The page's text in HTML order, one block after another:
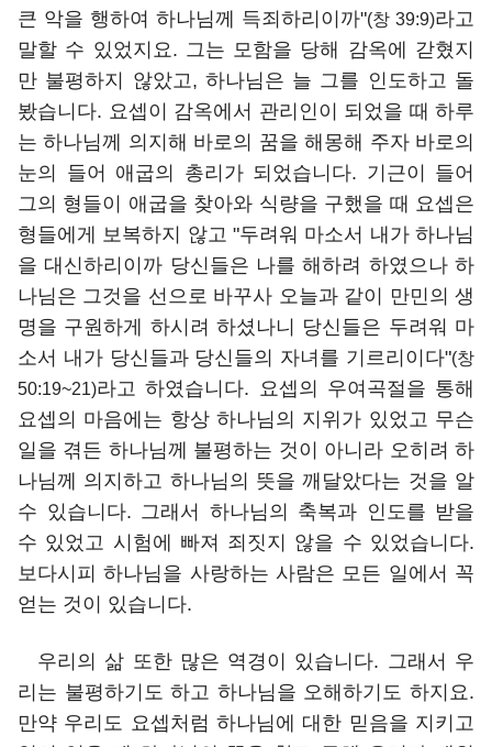
큰 악을 행하여 하나님께 득죄하리이까"(창 39:9)라고
말할 수 있었지요. 그는 모함을 당해 감옥에 갇혔지
만 불평하지 않았고, 하나님은 늘 그를 인도하고 돌
봤습니다. 요셉이 감옥에서 관리인이 되었을 때 하루
는 하나님께 의지해 바로의 꿈을 해몽해 주자 바로의
눈의 들어 애굽의 총리가 되었습니다. 기근이 들어
그의 형들이 애굽을 찾아와 식량을 구했을 때 요셉은
형들에게 보복하지 않고 "두려워 마소서 내가 하나님
을 대신하리이까 당신들은 나를 해하려 하였으나 하
나님은 그것을 선으로 바꾸사 오늘과 같이 만민의 생
명을 구원하게 하시려 하셨나니 당신들은 두려워 마
소서 내가 당신들과 당신들의 자녀를 기르리이다"(창
50:19~21)라고 하였습니다. 요셉의 우여곡절을 통해
요셉의 마음에는 항상 하나님의 지위가 있었고 무슨
일을 겪든 하나님께 불평하는 것이 아니라 오히려 하
나님께 의지하고 하나님의 뜻을 깨달았다는 것을 알
수 있습니다. 그래서 하나님의 축복과 인도를 받을
수 있었고 시험에 빠져 죄짓지 않을 수 있었습니다.
보다시피 하나님을 사랑하는 사람은 모든 일에서 꼭
얻는 것이 있습니다.
우리의 삶 또한 많은 역경이 있습니다. 그래서 우
리는 불평하기도 하고 하나님을 오해하기도 하지요.
만약 우리도 요셉처럼 하나님에 대한 믿음을 지키고